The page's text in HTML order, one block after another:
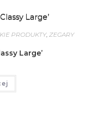
PRODUKTY, ZEGARY
Large’